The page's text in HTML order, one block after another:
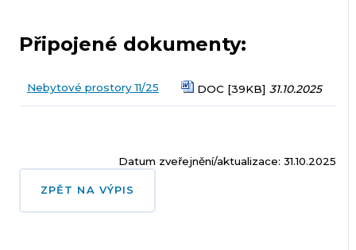
Připojené dokumenty:
Nebytové prostory 11/25 DOC [39KB] 31.10.2025
Datum zveřejnění/aktualizace: 31.10.2025
ZPĚT NA VÝPIS